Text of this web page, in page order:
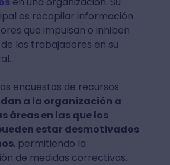
es recopilar información
que impulsan o inhiben
los trabajadores en su
encuestas de recursos
a la organización a
áreas en las que los
estar desmotivados
, permitiendo la
de medidas correctivas.